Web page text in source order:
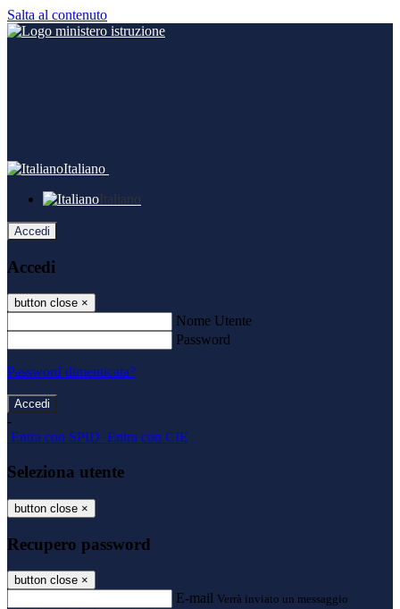
Salta al contenuto
Italiano
Italiano
Accedi
Accedi
button close ×
Nome Utente
Password
Password dimenticata?
-
Entra con SPID Entra con CIE
Seleziona utente
button close ×
Recupero password
button close ×
E-mail Verrà inviato un messaggio